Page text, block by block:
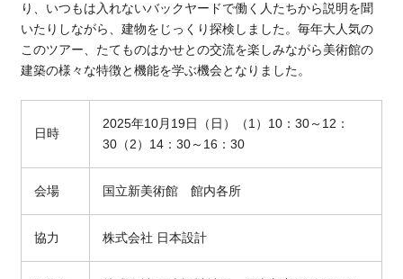
り、いつもは入れないバックヤードで働く人たちから説明を聞
いたりしながら、建物をじっくり探検しました。毎年大人気の
このツアー、たてものはかせとの交流を楽しみながら美術館の
建築の様々な特徴と機能を学ぶ機会となりました。
日時
2025年10月 19日（日）（1 ） 10： 30～ 12 ：
30（2） 14： 30～ 16 ： 30
会場 国立新美術館 館内各所
協力 株式会社 日本設計